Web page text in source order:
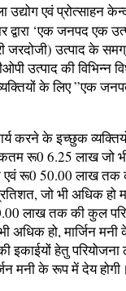
उद्योग एवं प्रोत्साहन
‘एक जनपद एक
उत्पाद के
उत्पाद की विभिन्न
के लिए ”एक
करने के इच्छुक
रू0 6.25 लाख जो
एवं रू0 50.00 लाख
जो भी अधिक हो
लाख तक की कुल
अधिक हो, मार्जिन
इकाईयों हेतु परियोजना
मनी के रूप में देय